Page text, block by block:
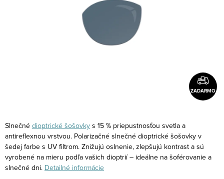
ZADARMO
Slnečné dioptrické šošovky s 15 % priepustnosťou svetla a
antireflexnou vrstvou. Polarizačné slnečné dioptrické šošovky v
šedej farbe s UV filtrom. Znižujú oslnenie, zlepšujú kontrast a sú
vyrobené na mieru podľa vašich dioptrií – ideálne na šoférovanie a
slnečné dni. Detailné informácie